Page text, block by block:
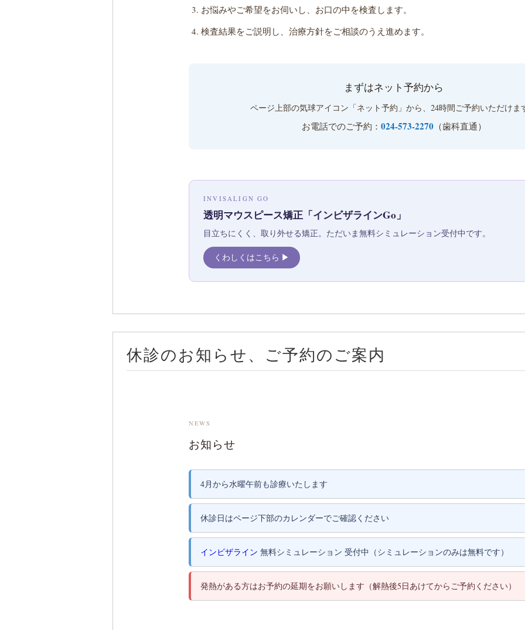
お悩みやご希望をお伺いし、お口の中を検査します。
検査結果をご説明し、治療方針をご相談のうえ進めます。
まずはネット予約から
ページ上部の気球アイコン「ネット予約」から、24時間ご予約いただけま
お電話でのご予約： 024-573-2270（歯科直通）
INVISALIGN GO
透明マウスピース矯正「インビザラインGo」
目立ちにくく、取り外せる矯正。ただいま無料シミュレーション受付中です。
くわしくはこちら ▶
休診のお知らせ、ご予約のご案内
NEWS
お知らせ
4月から水曜午前も診療いたします
休診日はページ下部のカレンダーでご確認ください
インビザライン 無料シミュレーション 受付中（シミュレーションのみは無料です）
発熱がある方はお予約の延期をお願いします（解熱後5日あけてからご予約ください）